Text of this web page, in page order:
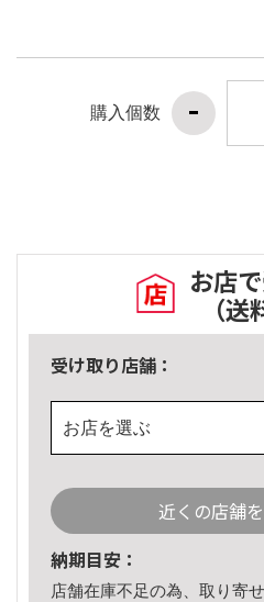
購入個数
お店
（送
受け取り店舗：
お店を選ぶ
近くの店舗
納期目安：
店舗在庫不足の為、取り寄